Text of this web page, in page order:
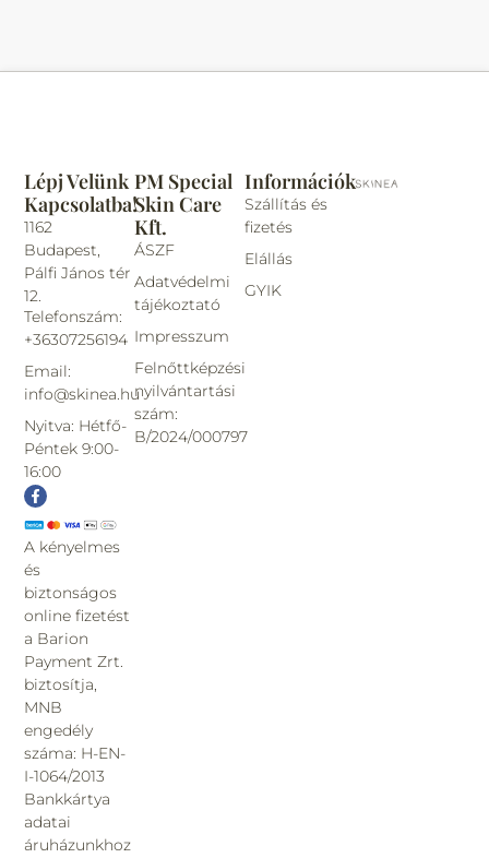
Információk
Szállítás és
fizetés
Elállás
GYIK
PM Special
Skin Care
Kft.
ÁSZF
Adatvédelmi
tájékoztató
Impresszum
Felnőttképzési
nyilvántartási
szám:
B/2024/000797
Lépj Velünk
Kapcsolatba!
1162
Budapest,
Pálfi János tér
12.
Telefonszám:
+36307256194
Email:
info@skinea.hu
Nyitva: Hétfő-
Péntek 9:00-
16:00
A kényelmes
és
biztonságos
online fizetést
a Barion
Payment Zrt.
biztosítja,
MNB
engedély
száma: H-EN-
I-1064/2013
Bankkártya
adatai
áruházunkhoz